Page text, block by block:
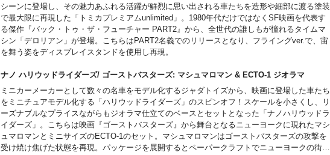
シーンに登場し、その魅力あふれる活躍が鮮烈に思い出される車たちを造形や細部に渡る塗装
で最大限に再現した「トミカプレミアムunlimited」。1980年代だけではなくSF映画を代表す
る傑作『バック・トゥ・ザ・フューチャー PART2』から、全世代の誰しもが憧れるタイムマ
シン「デロリアン」が登場。こちらはPART2名義でのリリースとなり、フライングver.で、宙
を舞う姿をディスプレイスタンドを使用し再現。
ナノ ハリウッドライダーズ/ ゴーストバスターズ: マシュマロマン & ECTO-1 ジオラマ
ミニカーメーカーとして数々の名車をモデル化するジャダトイズから、映画に登場した車たち
をミニチュアモデル化する「ハリウッドライダーズ」のスピンオフ！スケールを小さくし、リ
ーズナブルなプライスながらもジオラマ仕立てのベースとセットとなった「ナノハリウッドラ
イダーズ」。こちらは映画『ゴーストバスターズ』から舞台となるニューヨークに現れたマシ
ュマロマンとミニサイズのECTO-1のセット。マシュマロマンはゴーストバスターズの攻撃を
受け焼け焦げた状態を再現。パッケージを展開するとペーパークラフトでニューヨークの街並